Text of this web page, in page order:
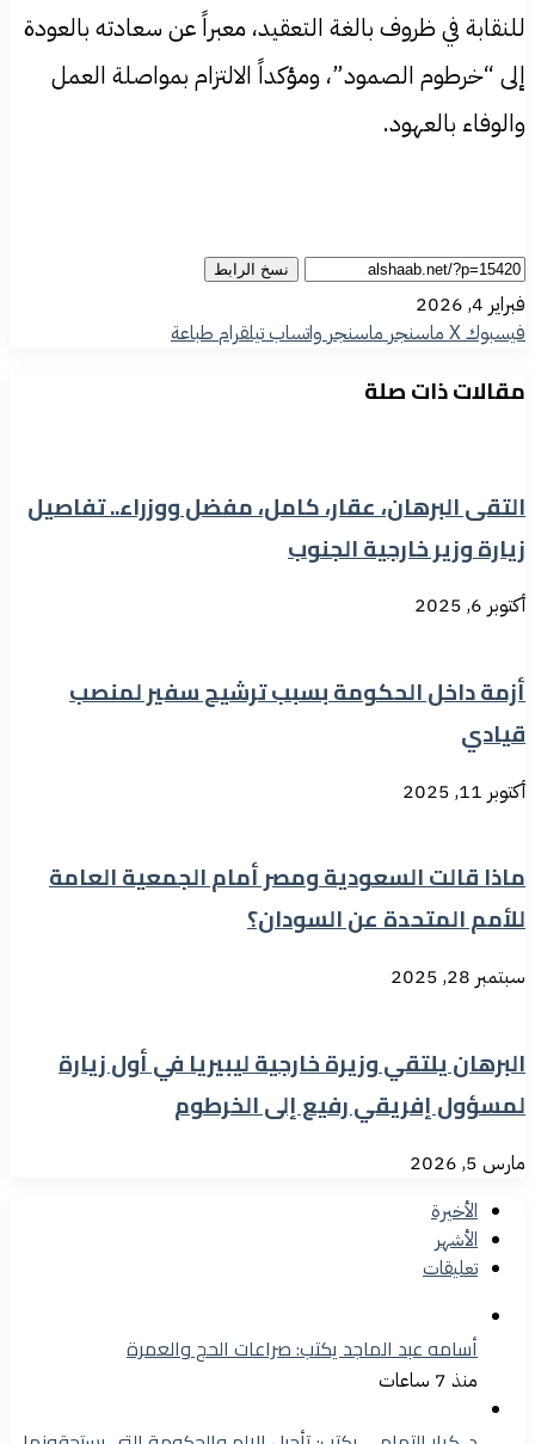
للنقابة في ظروف بالغة التعقيد، معبراً عن سعادته بالعودة
إلى “خرطوم الصمود”، ومؤكداً الالتزام بمواصلة العمل
والوفاء بالعهود.
نسخ الرابط
فبراير 4, 2026
فيسبوك‫Xماسنجر ماسنجر واتسابتيلقرامطباعة
مقالات ذات صلة
التقى البرهان، عقار، كامل، مفضل ووزراء.. تفاصيل
زيارة وزير خارجية الجنوب
أكتوبر 6, 2025
أزمة داخل الحكومة بسبب ترشيح سفير لمنصب
قيادي
أكتوبر 11, 2025
ماذا قالت السعودية ومصر أمام الجمعية العامة
للأمم المتحدة عن السودان؟
سبتمبر 28, 2025
البرهان يلتقي وزيرة خارجية ليبيريا في أول زيارة
لمسؤول إفريقي رفيع إلى الخرطوم
مارس 5, 2026
الأخيرة
الأشهر
تعليقات
أسامه عبد الماجد يكتب: صراعات الحج والعمرة
منذ 7 ساعات